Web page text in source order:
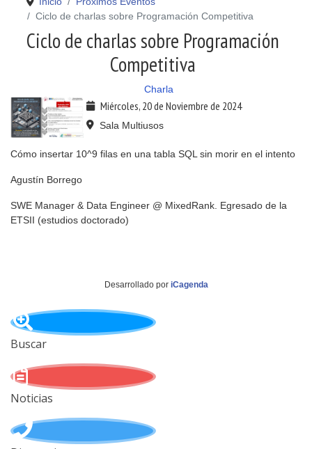
Ciclo de charlas sobre Programación Competitiva
Ciclo de charlas sobre Programación
Competitiva
Charla
Miércoles, 20 de Noviembre de 2024
Sala Multiusos
Cómo insertar 10^9 filas en una tabla SQL sin morir en el intento
Agustín Borrego
SWE Manager & Data Engineer @ MixedRank. Egresado de la
ETSII (estudios doctorado)
Desarrollado por iCagenda
Buscar
Noticias